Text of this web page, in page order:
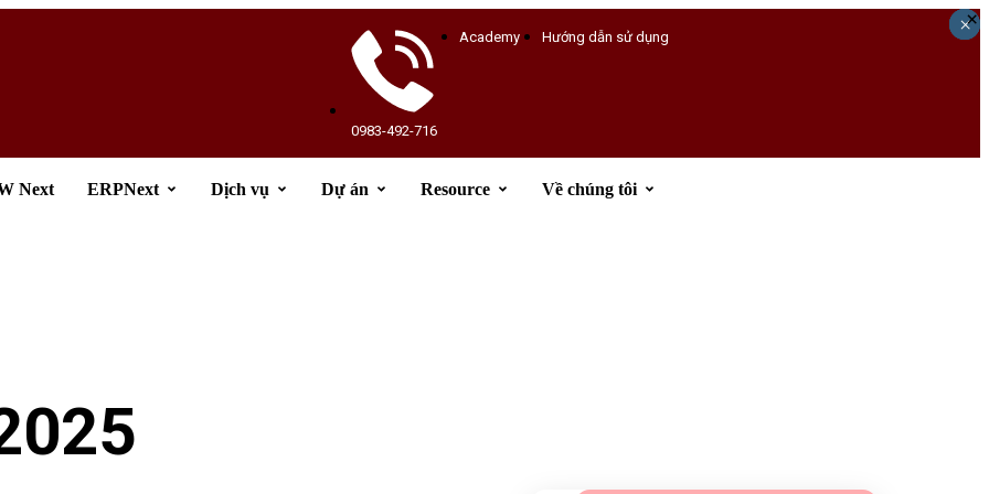
0983-492-716
Academy Hướng dẫn sử dụng
Next ERPNext Dịch vụ Dự án Resource Về chúng tôi
×
×
×
××